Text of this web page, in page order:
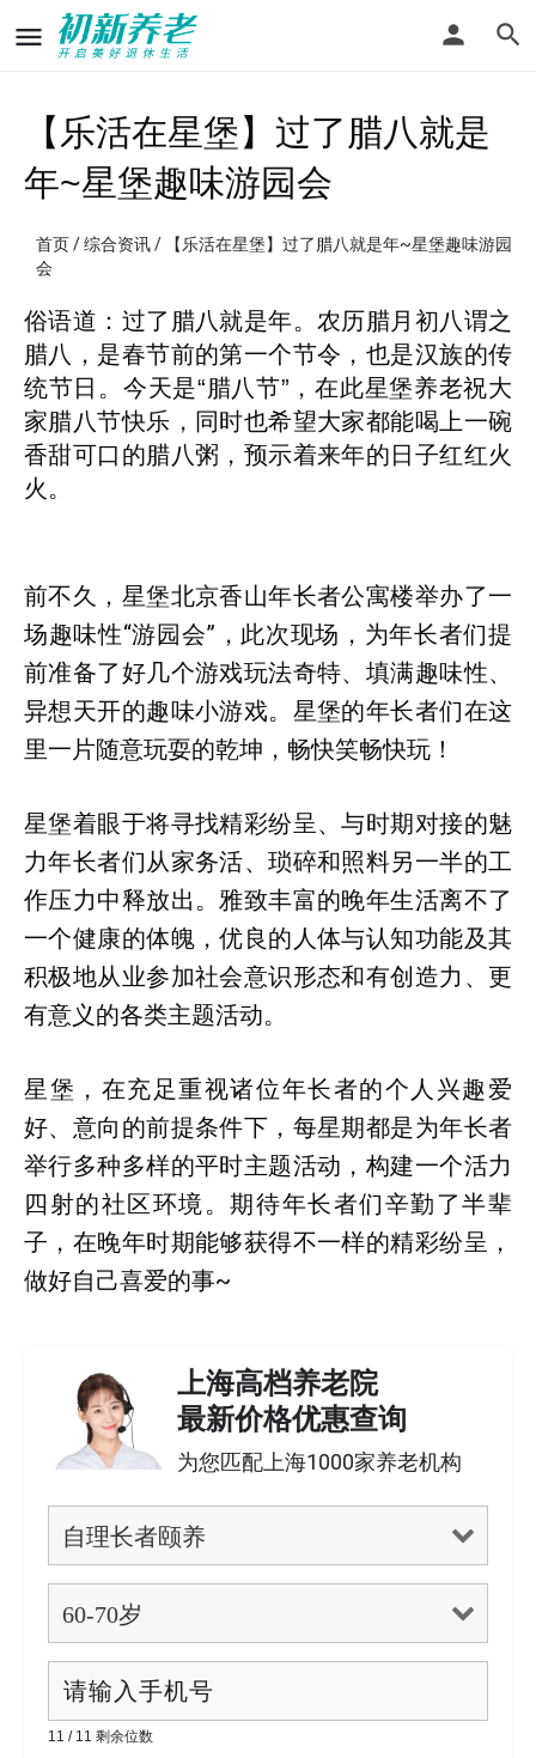
【乐活在星堡】过了腊八就是
年~星堡趣味游园会
首页/综合资讯/ 【乐活在星堡】过了腊八就是年~星堡趣味游园
会
俗语道：过了腊八就是年。农历腊月初八谓之
腊八，是春节前的第一个节令，也是汉族的传
统节日。今天是“腊八节”，在此星堡养老祝大
家腊八节快乐，同时也希望大家都能喝上一碗
香甜可口的腊八粥，预示着来年的日子红红火
火。
前不久，星堡北京香山年长者公寓楼举办了一
场趣味性“游园会”，此次现场，为年长者们提
前准备了好几个游戏玩法奇特、填满趣味性、
异想天开的趣味小游戏。星堡的年长者们在这
里一片随意玩耍的乾坤，畅快笑畅快玩！
星堡着眼于将寻找精彩纷呈、与时期对接的魅
力年长者们从家务活、琐碎和照料另一半的工
作压力中释放出。雅致丰富的晚年生活离不了
一个健康的体魄，优良的人体与认知功能及其
积极地从业参加社会意识形态和有创造力、更
有意义的各类主题活动。
星堡，在充足重视诸位年长者的个人兴趣爱
好、意向的前提条件下，每星期都是为年长者
举行多种多样的平时主题活动，构建一个活力
四射的社区环境。期待年长者们辛勤了半辈
子，在晚年时期能够获得不一样的精彩纷呈，
做好自己喜爱的事~
上海高档养老院
最新价格优惠查询
为您匹配上海1000家养老机构
11 / 11 剩余位数